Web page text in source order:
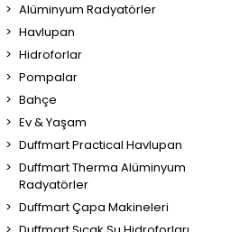
Alüminyum Radyatörler
Havlupan
Hidroforlar
Pompalar
Bahçe
Ev & Yaşam
Duffmart Practical Havlupan
Duffmart Therma Alüminyum
Radyatörler
Duffmart Çapa Makineleri